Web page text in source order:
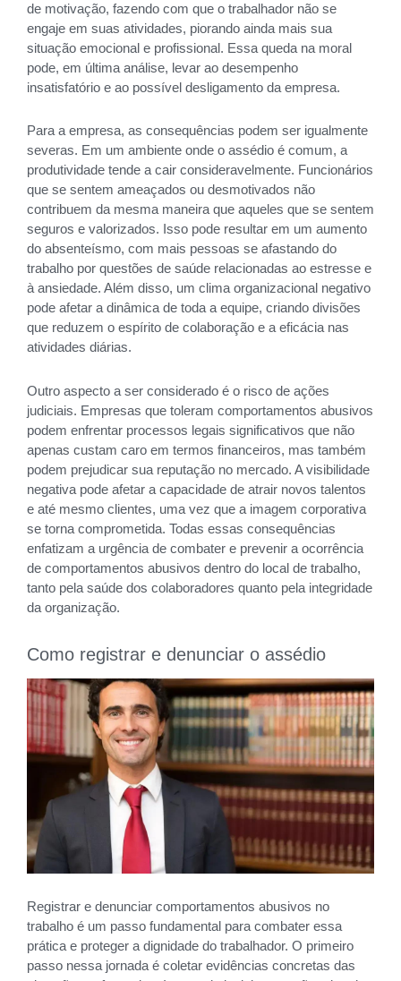
de motivação, fazendo com que o trabalhador não se
engaje em suas atividades, piorando ainda mais sua
situação emocional e profissional. Essa queda na moral
pode, em última análise, levar ao desempenho
insatisfatório e ao possível desligamento da empresa.
Para a empresa, as consequências podem ser igualmente
severas. Em um ambiente onde o assédio é comum, a
produtividade tende a cair consideravelmente. Funcionários
que se sentem ameaçados ou desmotivados não
contribuem da mesma maneira que aqueles que se sentem
seguros e valorizados. Isso pode resultar em um aumento
do absenteísmo, com mais pessoas se afastando do
trabalho por questões de saúde relacionadas ao estresse e
à ansiedade. Além disso, um clima organizacional negativo
pode afetar a dinâmica de toda a equipe, criando divisões
que reduzem o espírito de colaboração e a eficácia nas
atividades diárias.
Outro aspecto a ser considerado é o risco de ações
judiciais. Empresas que toleram comportamentos abusivos
podem enfrentar processos legais significativos que não
apenas custam caro em termos financeiros, mas também
podem prejudicar sua reputação no mercado. A visibilidade
negativa pode afetar a capacidade de atrair novos talentos
e até mesmo clientes, uma vez que a imagem corporativa
se torna comprometida. Todas essas consequências
enfatizam a urgência de combater e prevenir a ocorrência
de comportamentos abusivos dentro do local de trabalho,
tanto pela saúde dos colaboradores quanto pela integridade
da organização.
Como registrar e denunciar o assédio
Registrar e denunciar comportamentos abusivos no
trabalho é um passo fundamental para combater essa
prática e proteger a dignidade do trabalhador. O primeiro
passo nessa jornada é coletar evidências concretas das